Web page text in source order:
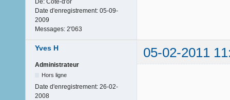
De: Côte-d'or
Date d'enregistrement: 05-09-
2009
Messages: 2'063
Yves H 05-02-2011
Administrateur
Hors ligne
Date d'enregistrement: 26-02-
2008